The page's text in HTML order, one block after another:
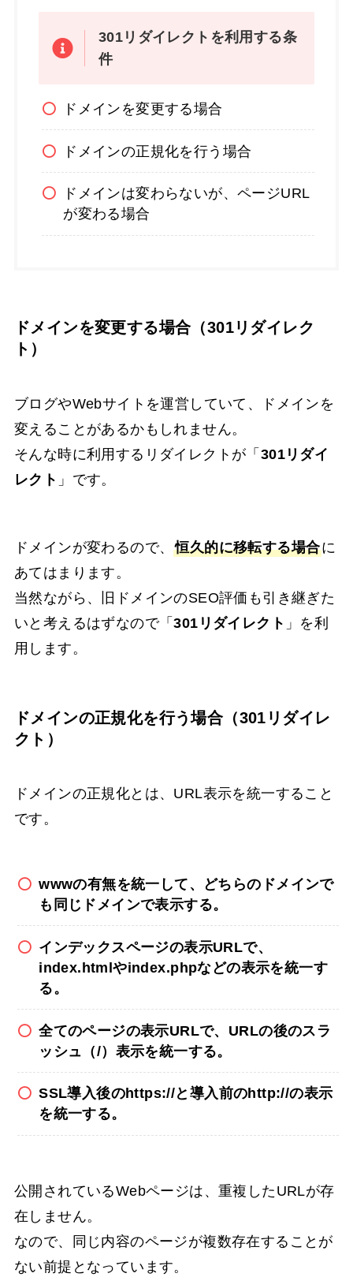
301 リダイレクト を利用する条
件
ドメインを変更する場合
ドメインの正規化を行う場合
ドメインは変わらないが、ページURL
が変わる場合
ドメインを変更する場合（301リダイレク
ト）
ブログやWebサイトを運営していて、ドメインを
変えることがあるかもしれません。
そんな時に利用するリダイレクトが「 301リダイ
レクト 」です。
ドメインが変わるので、恒久的に移転する場合に
あてはまります。
当然ながら、旧ドメインのSEO評価も引き継ぎた
いと考えるはずなので「301リダイレクト 」を利
用します。
ドメインの正規化を行う場合（301リダイレ
クト）
ドメインの正規化とは、URL表示を統一すること
です。
wwwの有無を統一して、どちらのドメインで
も同じドメインで表示する。
インデックスページの表示URLで、
index.htmlやindex.phpなどの表示を統一す
る。
全てのページの表示URLで、URLの後のスラ
ッシュ（/）表示を統一する。
SSL導入後のhttps://と導入前のhttp://の表示
を統一する。
公開されているWebページは、重複したURLが存
在しません。
なので、同じ内容のページが複数存在することが
ない前提となっています。